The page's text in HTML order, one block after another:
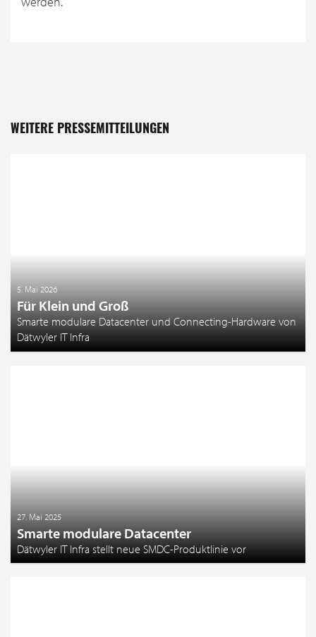
WEITERE PRESSEMITTEILUNGEN
5. Mai 2026
Für Klein und Groß
Smarte modulare Datacenter und Connecting-Hardware von
Dätwyler IT Infra
27. Mai 2025
Smarte modulare Datacenter
Dätwyler IT Infra stellt neue SMDC-Produktlinie vor